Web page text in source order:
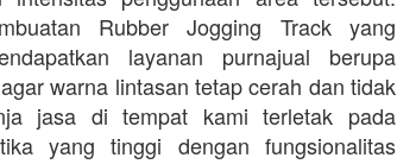
Rubber Jogging Track yang
layanan purnajual berupa
warna lintasan tetap cerah dan tidak
jasa di tempat kami terletak pada
yang tinggi dengan fungsionalitas